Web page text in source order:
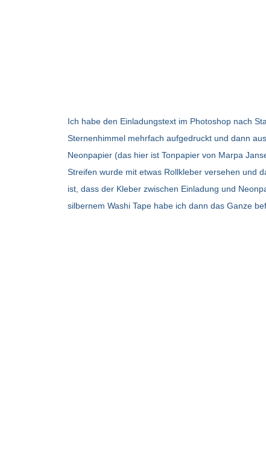
Ich habe den Einladungstext im Photoshop nach
Sternenhimmel mehrfach aufgedruckt und dann
Neonpapier (das hier ist Tonpapier von Marpa
Streifen wurde mit etwas Rollkleber versehen und
ist, dass der Kleber zwischen Einladung und
silbernem Washi Tape habe ich dann das Ganze